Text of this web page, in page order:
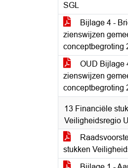
SGL
Bijlage 4 -
zienswijzen
conceptbegroting
OUD Bijlage
zienswijzen
conceptbegroting
13 Financiële
Veiligheidsregio
stukken